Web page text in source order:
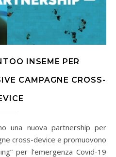
INSEME PER
CAMPAGNE CROSS-
cross-device e promuovono
per l’emergenza Covid-19